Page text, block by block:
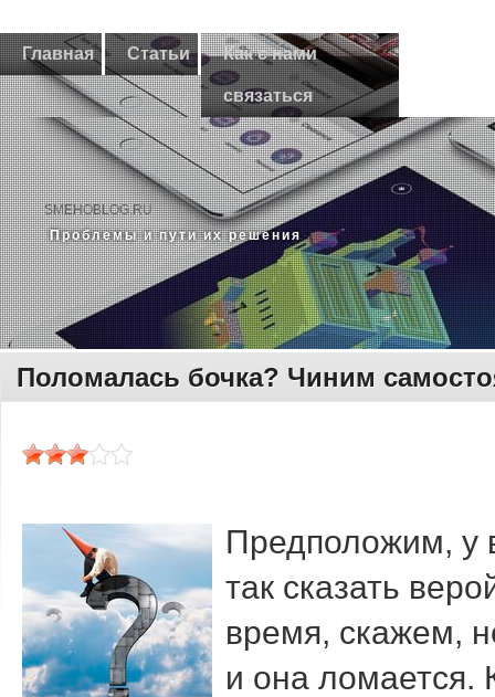
Главная Статьи Как с нами
связаться
SMEHOBLOG.RU
Прοблемы и пути их решения
Поломалась бочка? Чиним
Предположим, у
так сказать
время, скажем,
и она ломается.